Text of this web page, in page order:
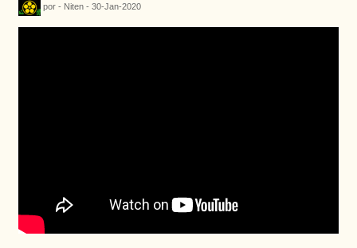
por - Niten - 30-Jan-2020